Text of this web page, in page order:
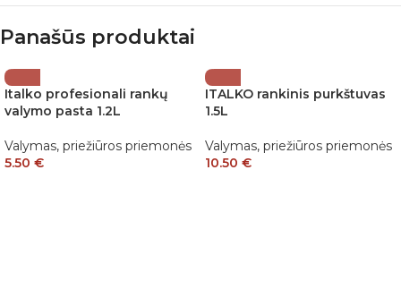
Panašūs produktai
Italko profesionali rankų
valymo pasta 1.2L
Valymas, priežiūros priemonės
5.50 €
ITALKO rankinis purkštuvas
1.5L
Valymas, priežiūros priemonės
10.50 €